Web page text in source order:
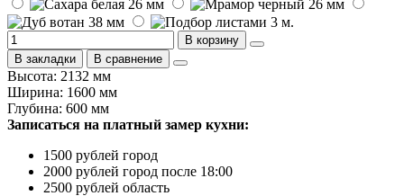
В корзину
В закладки
В сравнение
Высота: 2132 мм
Ширина: 1600 мм
Глубина: 600 мм
Записаться на платный замер кухни:
1500 рублей город
2000 рублей город после 18:00
2500 рублей область